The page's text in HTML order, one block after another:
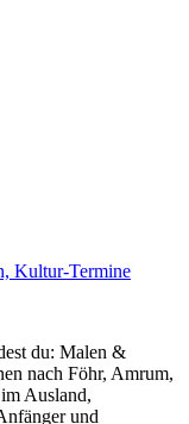
du: Malen &
nach Föhr, Amrum,
Ausland,
und